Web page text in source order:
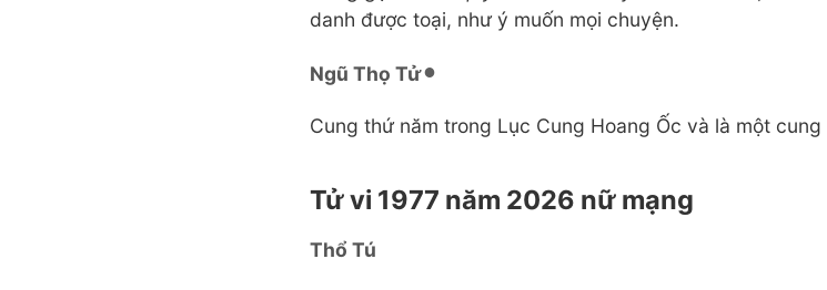
danh được toại, như ý muốn mọi chuyện.
Ngũ Thọ Tử
Cung thứ năm trong Lục Cung Hoang Ốc và là một
Tử vi 1977 năm 2026 nữ mạng
Thổ Tú